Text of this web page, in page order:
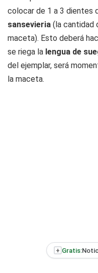
colocar de 1 a 3 dientes
sansevieria (la cantidad
maceta). Esto deberá
se riega la lengua de
del ejemplar, será
la maceta.
+ Gratis: